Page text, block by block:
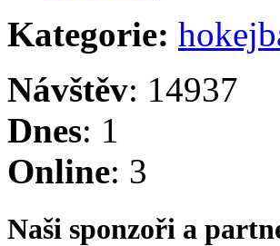
Kategorie:
Návštěv: 14937
Dnes: 1
Online: 3
Naši sponzoři a